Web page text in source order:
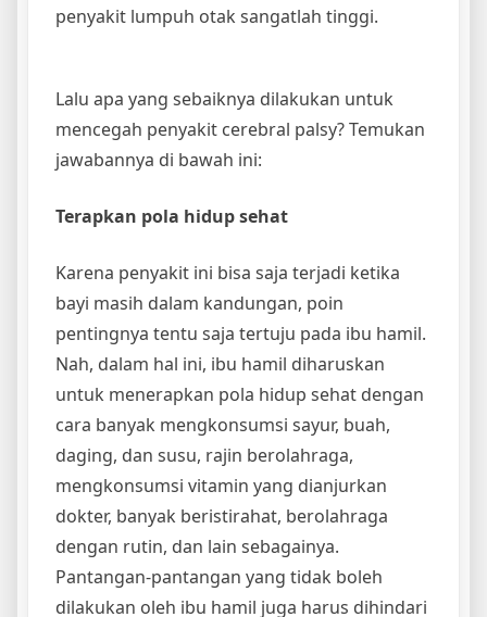
penyakit lumpuh otak sangatlah tinggi.
Lalu apa yang sebaiknya dilakukan untuk
mencegah penyakit cerebral palsy? Temukan
jawabannya di bawah ini:
Terapkan pola hidup sehat
Karena penyakit ini bisa saja terjadi ketika
bayi masih dalam kandungan, poin
pentingnya tentu saja tertuju pada ibu hamil.
Nah, dalam hal ini, ibu hamil diharuskan
untuk menerapkan pola hidup sehat dengan
cara banyak mengkonsumsi sayur, buah,
daging, dan susu, rajin berolahraga,
mengkonsumsi vitamin yang dianjurkan
dokter, banyak beristirahat, berolahraga
dengan rutin, dan lain sebagainya.
Pantangan-pantangan yang tidak boleh
dilakukan oleh ibu hamil juga harus dihindari